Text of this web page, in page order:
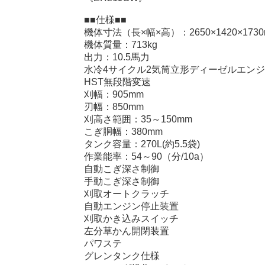
■■仕様■■
機体寸法（長×幅×高）：
機体質量：713kg
出力：10.5馬力
水冷4サイクル2気筒立形ディーゼルエン
HST無段階変速
刈幅：905mm
刃幅：850mm
刈高さ範囲：35～150mm
こぎ胴幅：380mm
タンク容量：270L(約5.5袋)
作業能率：54～90（分/10a）
自動こぎ深さ制御
手動こぎ深さ制御
刈取オートクラッチ
自動エンジン停止装置
刈取かき込みスイッチ
左分草かん開閉装置
パワステ
グレンタンク仕様